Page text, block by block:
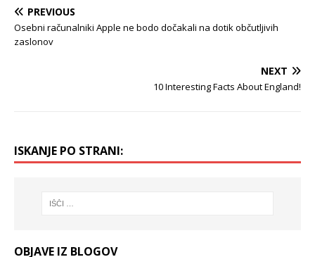
PREVIOUS
Osebni računalniki Apple ne bodo dočakali na dotik občutljivih
zaslonov
NEXT
10 Interesting Facts About England!
ISKANJE PO STRANI:
OBJAVE IZ BLOGOV